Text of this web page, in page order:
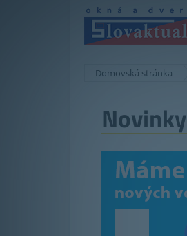
Domovská stránka
Novinky